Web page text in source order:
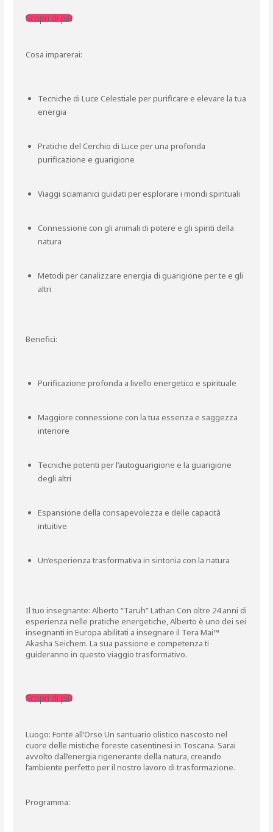
Scopri di più
Cosa imparerai:
Tecniche di Luce Celestiale per purificare e elevare la tua
energia
Pratiche del Cerchio di Luce per una profonda
purificazione e guarigione
Viaggi sciamanici guidati per esplorare i mondi spirituali
Connessione con gli animali di potere e gli spiriti della
natura
Metodi per canalizzare energia di guarigione per te e gli
altri
Benefici:
Purificazione profonda a livello energetico e spirituale
Maggiore connessione con la tua essenza e saggezza
interiore
Tecniche potenti per l’autoguarigione e la guarigione
degli altri
Espansione della consapevolezza e delle capacità
intuitive
Un’esperienza trasformativa in sintonia con la natura
Il tuo insegnante: Alberto “Taruh” Lathan Con oltre 24 anni di
esperienza nelle pratiche energetiche, Alberto è uno dei sei
insegnanti in Europa abilitati a insegnare il Tera Mai™
Akasha Seichem. La sua passione e competenza ti
guideranno in questo viaggio trasformativo.
Scopri di più
Luogo: Fonte all’Orso Un santuario olistico nascosto nel
cuore delle mistiche foreste casentinesi in Toscana. Sarai
avvolto dall’energia rigenerante della natura, creando
l’ambiente perfetto per il nostro lavoro di trasformazione.
Programma: